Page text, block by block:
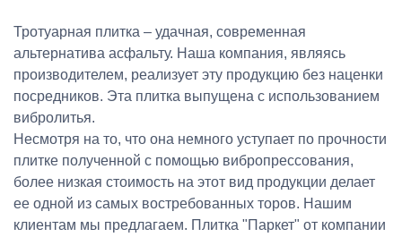
Тротуарная плитка – удачная, современная
альтернатива асфальту. Наша компания, являясь
производителем, реализует эту продукцию без наценки
посредников. Эта плитка выпущена с использованием
вибролитья.
Несмотря на то, что она немного уступает по прочности
плитке полученной с помощью вибропрессования,
более низкая стоимость на этот вид продукции делает
ее одной из самых востребованных торов. Нашим
клиентам мы предлагаем. Плитка "Паркет" от компании